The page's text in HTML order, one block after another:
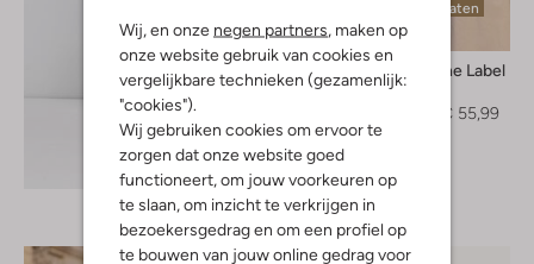
Wij, en onze negen partners, maken op
onze website gebruik van cookies en
vergelijkbare technieken (gezamenlijk:
"cookies").
Wij gebruiken cookies om ervoor te
zorgen dat onze website goed
functioneert, om jouw voorkeuren op
te slaan, om inzicht te verkrijgen in
bezoekersgedrag en om een profiel op
te bouwen van jouw online gedrag voor
Ontdek de look
Laatste maten
-30%
Aimee The Label
T-shirt
€ 55,99